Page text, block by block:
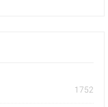
1752